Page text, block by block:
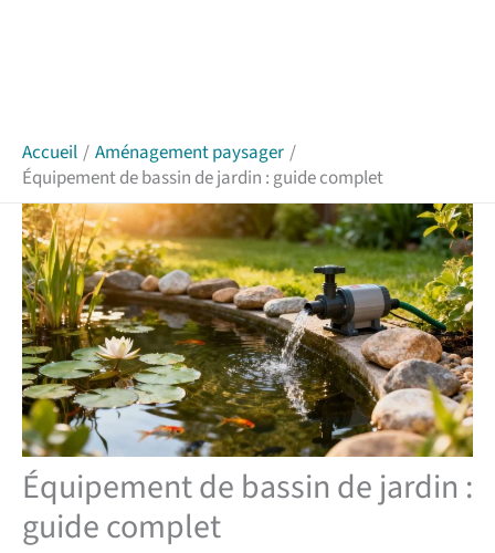
Accueil
Aménagement paysager
Équipement de bassin de jardin : guide complet
Équipement de bassin de jardin :
guide complet